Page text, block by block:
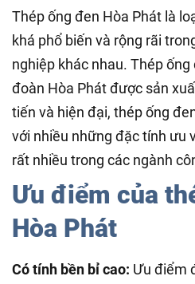
Thép ống đen Hòa Phát là
khá phổ biến và rộng rãi
nghiệp khác nhau. Thép
đoàn Hòa Phát được sản
tiến và hiện đại, thép ống
với nhiều những đặc tính ưu
rất nhiều trong các ngành
Ưu điểm của
Hòa Phát
Có tính bền bỉ cao: Ưu điểm